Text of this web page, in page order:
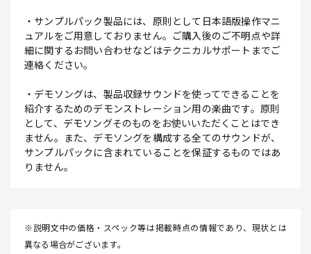
・サンプルパック製品には、原則として日本語版操作マニ
ュアルをご用意しておりません。ご購入後のご不明点や詳
細に関するお問い合わせなどはテクニカルサポートまでご
連絡ください。
・デモソングは、製品収録サウンドを使ってできることを
紹介するためのデモンストレーション用の楽曲です。原則
として、デモソングそのものをお使いいただくことはでき
ません。また、デモソングを構成する全てのサウンドが、
サンプルパックに含まれていることを保証するものではあ
りません。
※説明文中の価格・スペック等は掲載時点の情報であり、現状とは
異なる場合がございます。